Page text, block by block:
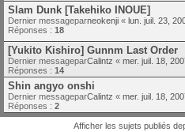
Slam Dunk [Takehiko INOUE]
Dernier messageparneokenji « lun. juil. 23,
Réponses : 18
[Yukito Kishiro] Gunnm Last Order
Dernier messageparCalintz « mer. juil. 18,
Réponses : 14
Shin angyo onshi
Dernier messageparCalintz « mer. juil. 18,
Réponses : 2
Afficher les sujets publiés